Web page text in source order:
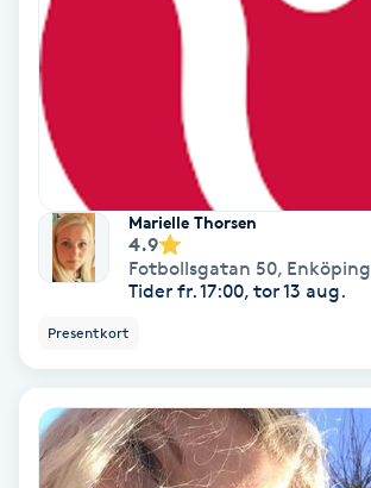
Gruppträning
Gua Sha-massage
Hatha Yoga
Headspa
HIFU
Marielle Thorsen
4.9
Fotbollsgatan 50, Enköping
Tider fr. 17:00, tor 13 aug.
Presentkort